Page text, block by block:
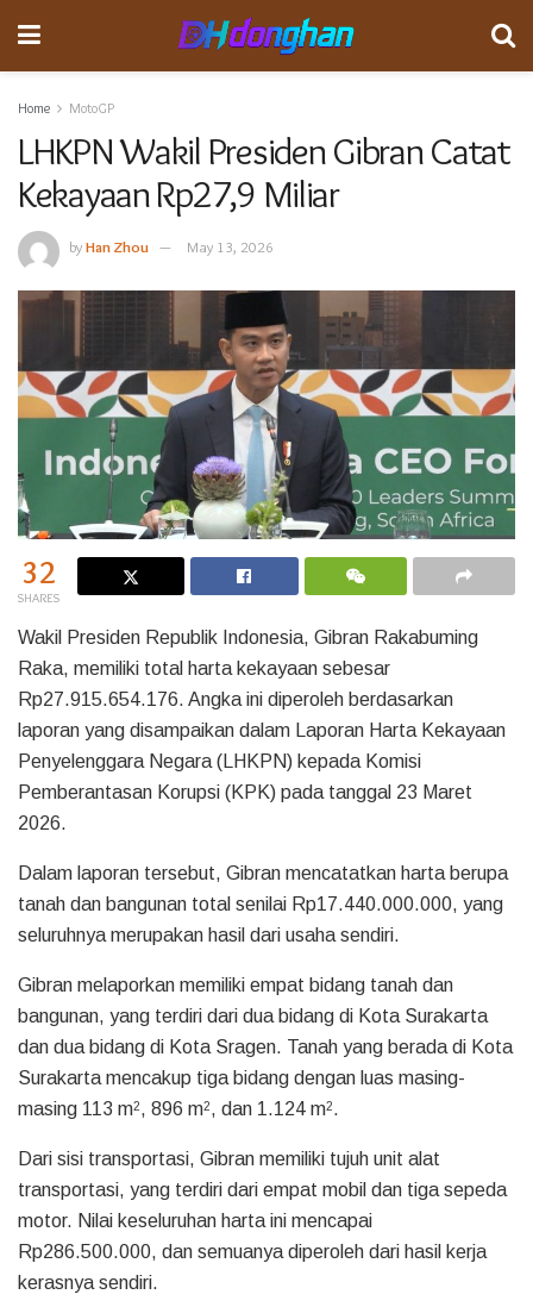
Home MotoGP
LHKPN Wakil Presiden Gibran Catat
Kekayaan Rp27,9 Miliar
byHan Zhou May 13, 2026
32
SHARES
Wakil Presiden Republik Indonesia, Gibran Rakabuming
Raka, memiliki total harta kekayaan sebesar
Rp27.915.654.176. Angka ini diperoleh berdasarkan
laporan yang disampaikan dalam Laporan Harta Kekayaan
Penyelenggara Negara (LHKPN) kepada Komisi
Pemberantasan Korupsi (KPK) pada tanggal 23 Maret
2026.
Dalam laporan tersebut, Gibran mencatatkan harta berupa
tanah dan bangunan total senilai Rp17.440.000.000, yang
seluruhnya merupakan hasil dari usaha sendiri.
Gibran melaporkan memiliki empat bidang tanah dan
bangunan, yang terdiri dari dua bidang di Kota Surakarta
dan dua bidang di Kota Sragen. Tanah yang berada di Kota
Surakarta mencakup tiga bidang dengan luas masing-
masing 113 m2, 896 m2, dan 1.124 m2.
Dari sisi transportasi, Gibran memiliki tujuh unit alat
transportasi, yang terdiri dari empat mobil dan tiga sepeda
motor. Nilai keseluruhan harta ini mencapai
Rp286.500.000, dan semuanya diperoleh dari hasil kerja
kerasnya sendiri.